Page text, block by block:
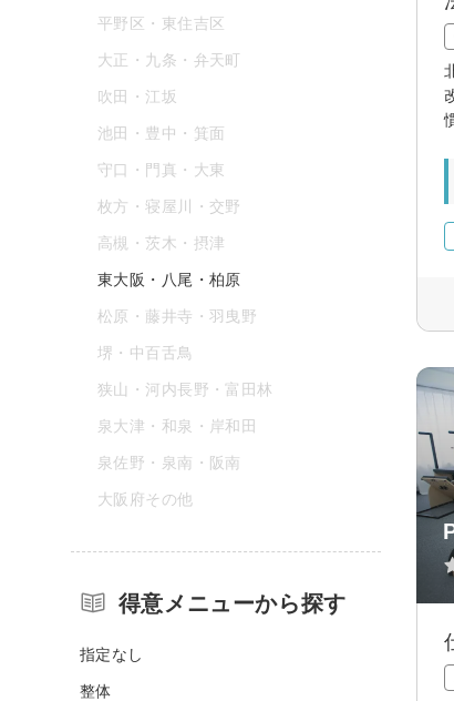
平野区・東住吉区
大正・九条・弁天町
吹田・江坂
池田・豊中・箕面
守口・門真・大東
枚方・寝屋川・交野
高槻・茨木・摂津
東大阪・八尾・柏原
松原・藤井寺・羽曳野
堺・中百舌鳥
狭山・河内長野・富田林
泉大津・和泉・岸和田
泉佐野・泉南・阪南
大阪府その他
得意メニューから探す
指定なし
整体